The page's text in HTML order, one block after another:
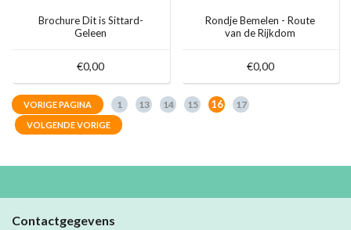
Brochure Dit is Sittard-
Geleen
€0,00
Rondje Bemelen - Route
van de Rijkdom
€0,00
VORIGE PAGINA 1 13 14 15 16 17
VOLGENDE VORIGE
Contactgegevens